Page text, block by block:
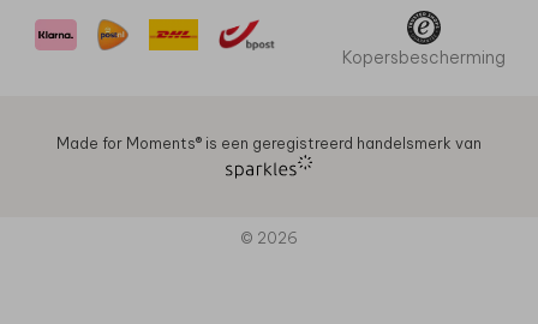
Kopersbescherming
Made for Moments®️ is een geregistreerd handelsmerk van
© 2026